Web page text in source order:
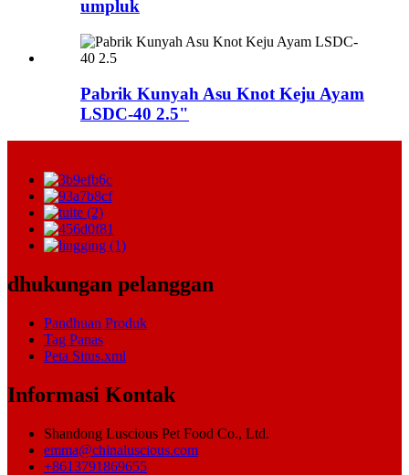
umpluk
Pabrik Kunyah Asu Knot Keju Ayam
LSDC-40 2.5"
dhukungan pelanggan
Pandhuan Produk
Tag Panas
Peta Situs.xml
Informasi Kontak
Shandong Luscious Pet Food Co., Ltd.
emma@chinaluscious.com
+8613791869655